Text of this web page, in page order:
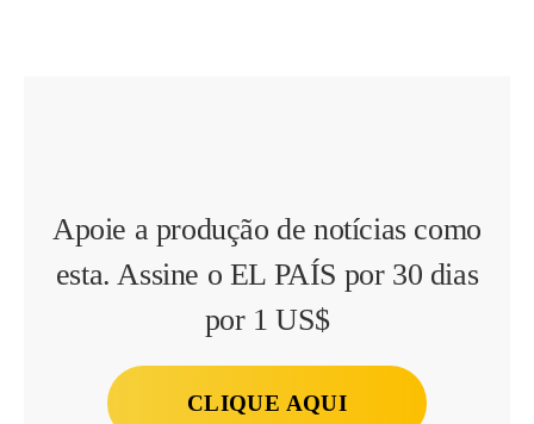
Apoie a produção de notícias como
esta. Assine o EL PAÍS por 30 dias
por 1 US$
CLIQUE AQUI